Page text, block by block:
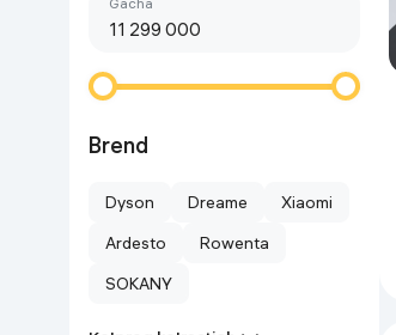
Go‘zallik va parvarish
O'yin uchun texnika
Sport tovarlari
Brend
Dyson Dreame
Xiaomi
Ardesto
Rowenta
SOKANY